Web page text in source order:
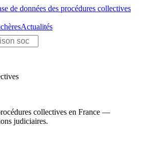
de données des procédures collectives
Actualités
collectives en France —
judiciaires.